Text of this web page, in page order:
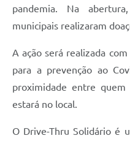
pandemia. Na
municipais realizaram
A ação será realizada
para a prevenção ao
proximidade entre
estará no local.
O Drive-Thru Solidário é